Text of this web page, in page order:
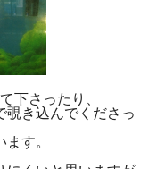
下さったり、
覗き込んでくださっ
す。